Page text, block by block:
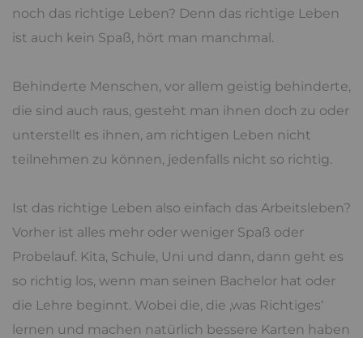
noch das richtige Leben? Denn das richtige Leben
ist auch kein Spaß, hört man manchmal.
Behinderte Menschen, vor allem geistig behinderte,
die sind auch raus, gesteht man ihnen doch zu oder
unterstellt es ihnen, am richtigen Leben nicht
teilnehmen zu können, jedenfalls nicht so richtig.
Ist das richtige Leben also einfach das Arbeitsleben?
Vorher ist alles mehr oder weniger Spaß oder
Probelauf. Kita, Schule, Uni und dann, dann geht es
so richtig los, wenn man seinen Bachelor hat oder
die Lehre beginnt. Wobei die, die ‚was Richtiges‘
lernen und machen natürlich bessere Karten haben